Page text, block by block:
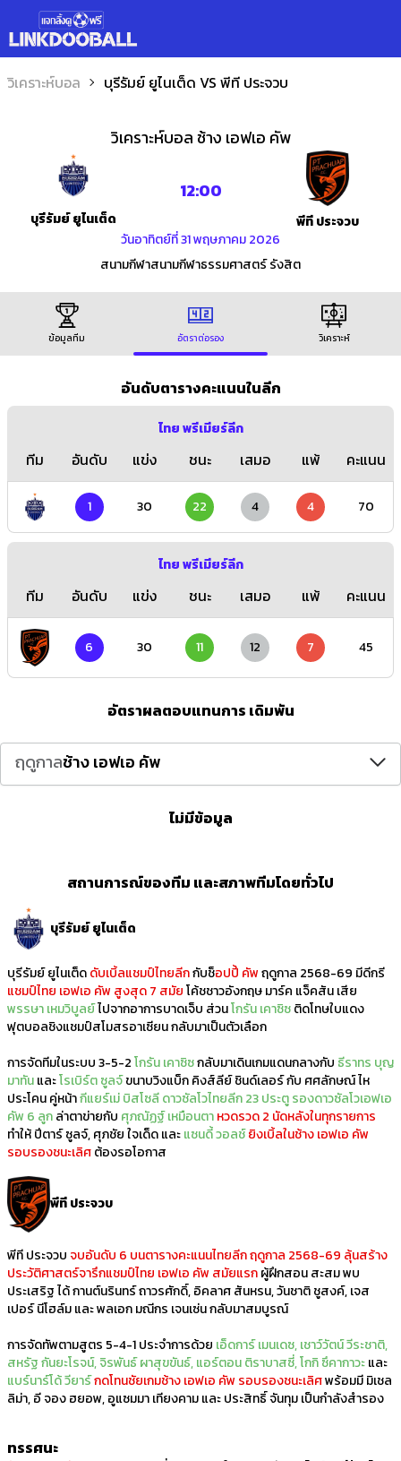
วิเคราะห์บอล บุรีรัมย์ ยูไนเต็ด VS พีที ประจวบ
วิเคราะห์บอลช้าง เอฟเอ คัพ
บุรีรัมย์ ยูไนเต็ด
12:00
พีที ประจวบ
วันอาทิตย์ที่ 31 พฤษภาคม 2026
สนามกีฬาสนามกีฬาธรรมศาสตร์ รังสิต
ข้อมูลทีม อัตราต่อรอง วิเคราะห์
อันดับตารางคะแนนในลีก
ไทย พรีเมียร์ลีก
ทีม อันดับ แข่ง ชนะ เสมอ แพ้ คะแนน
1 30 22 4 4 70
ไทย พรีเมียร์ลีก
ทีม อันดับ แข่ง ชนะ เสมอ แพ้ คะแนน
6 30 11 12 7 45
อัตราผลตอบแทนการ เดิมพัน
ฤดูกาลช้าง เอฟเอ คัพ
ไม่มีข้อมูล
สถานการณ์ของทีม และสภาพทีมโดยทั่วไป
บุรีรัมย์ ยูไนเต็ด
บุรีรัมย์ ยูไนเต็ดดับเบิ้ลแชมป์ไทยลีกกับช็อปปี้ คัพฤดูกาล 2568-69 มีดีกรี
แชมป์ไทย เอฟเอ คัพ สูงสุด 7 สมัยโค้ชชาวอังกฤษ มาร์ค แจ็คสัน เสีย
พรรษา เหมวิบูลย์ไปจากอาการบาดเจ็บ ส่วนโกรัน เคาซิซติดโทษใบแดง
ฟุตบอลชิงแชมป์สโมสรอาเซียน กลับมาเป็นตัวเลือก
การจัดทีมในระบบ 3-5-2โกรัน เคาซิซกลับมาเดินเกมแดนกลางกับ ธีราทร บุญ
มาทันและโรเบิร์ต ซูลจ์ขนาบวิงแบ็ก คิงส์ลีย์ ชินด์เลอร์ กับ ศศลักษณ์ ไห
ประโคน คู่หน้ากีแยร์เม่ บิสโซลีดาวซัลโวไทยลีก 23 ประตู รองดาวซัลโวเอฟเอ
คัพ 6 ลูกล่าตาข่ายกับ ศุภณัฏฐ์ เหมือนตาหวดรวด 2 นัดหลังในทุกรายการ
ทำให้ ปีตาร์ ซูลจ์, ศุภชัย ใจเด็ด และแซนดี้ วอลช์ยิงเบิ้ลในช้าง เอฟเอ คัพ
รอบรองชนะเลิศต้องรอโอกาส
พีที ประจวบ
พีที ประจวบจบอันดับ 6 บนตารางคะแนนไทยลีก ฤดูกาล 2568-69 ลุ้นสร้าง
ประวัติศาสตร์จารึกแชมป์ไทย เอฟเอ คัพ สมัยแรกผู้ฝึกสอน สะสม พบ
ประเสริฐ ได้ กานต์นรินทร์ ถาวรศักดิ์, อิคลาศ สันหรน, วันชาติ ชูสงค์, เจส
เปอร์ นีโฮล์ม และ พลเอก มณีกร เจนเซ่น กลับมาสมบูรณ์
การจัดทัพตามสูตร 5-4-1 ประจำการด้วย เอ็ดการ์ เมนเดซ, เชาว์วัตน์ วีระชาติ,
สหรัฐ กันยะโรจน์, จิรพันธ์ ผาสุขขันธ์, แอร์ตอน ติราบาสซี่, โกกิ ซึคากาวะและ
แบร์นาร์โด้ วียาร์กดโทนชัยเกมช้าง เอฟเอ คัพ รอบรองชนะเลิศพร้อมมี มิเชล
ลิม่า, อี จอง ฮยอพ, อูแซมมา เทียงคาม และ ประสิทธิ์ จันทุม เป็นกำลังสำรอง
ทรรศนะ